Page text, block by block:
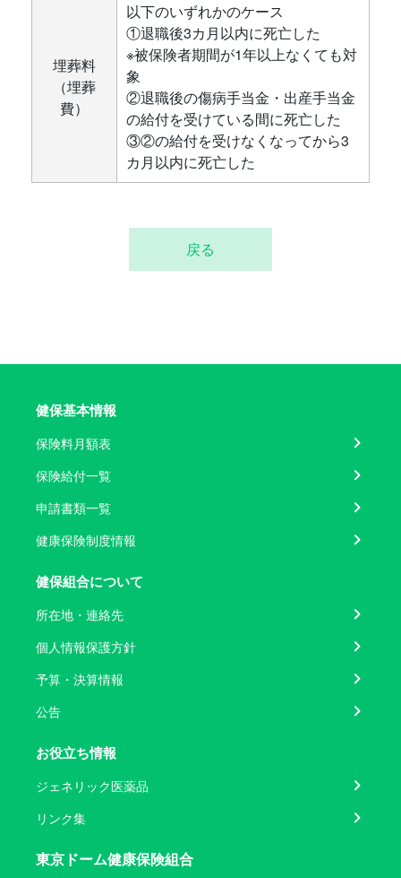
埋葬料
（埋葬
費）
以下のいずれかのケース
①退職後3カ月以内に死亡した
※被保険者期間が1年以上なくても対
象
②退職後の傷病手当金・出産手当金
の給付を受けている間に死亡した
③②の給付を受けなくなってから3
カ月以内に死亡した
戻る
健保基本情報
保険料月額表
保険給付一覧
申請書類一覧
健康保険制度情報
健保組合について
所在地・連絡先
個人情報保護方針
予算・決算情報
公告
お役立ち情報
ジェネリック医薬品
リンク集
東京ドーム健康保険組合